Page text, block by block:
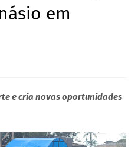
em
e cria novas oportunidades